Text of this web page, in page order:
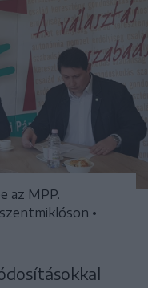
az MPP.
•